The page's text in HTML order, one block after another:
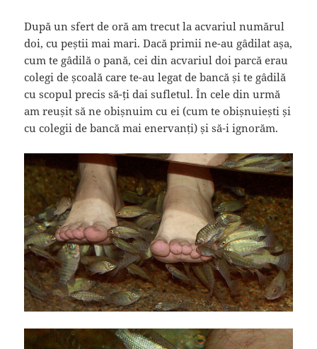
După un sfert de oră am trecut la acvariul numărul
doi, cu peștii mai mari. Dacă primii ne-au gâdilat așa,
cum te gâdilă o pană, cei din acvariul doi parcă erau
colegi de școală care te-au legat de bancă și te gâdilă
cu scopul precis să-ți dai sufletul. În cele din urmă
am reușit să ne obișnuim cu ei (cum te obișnuiești și
cu colegii de bancă mai enervanți) și să-i ignorăm.